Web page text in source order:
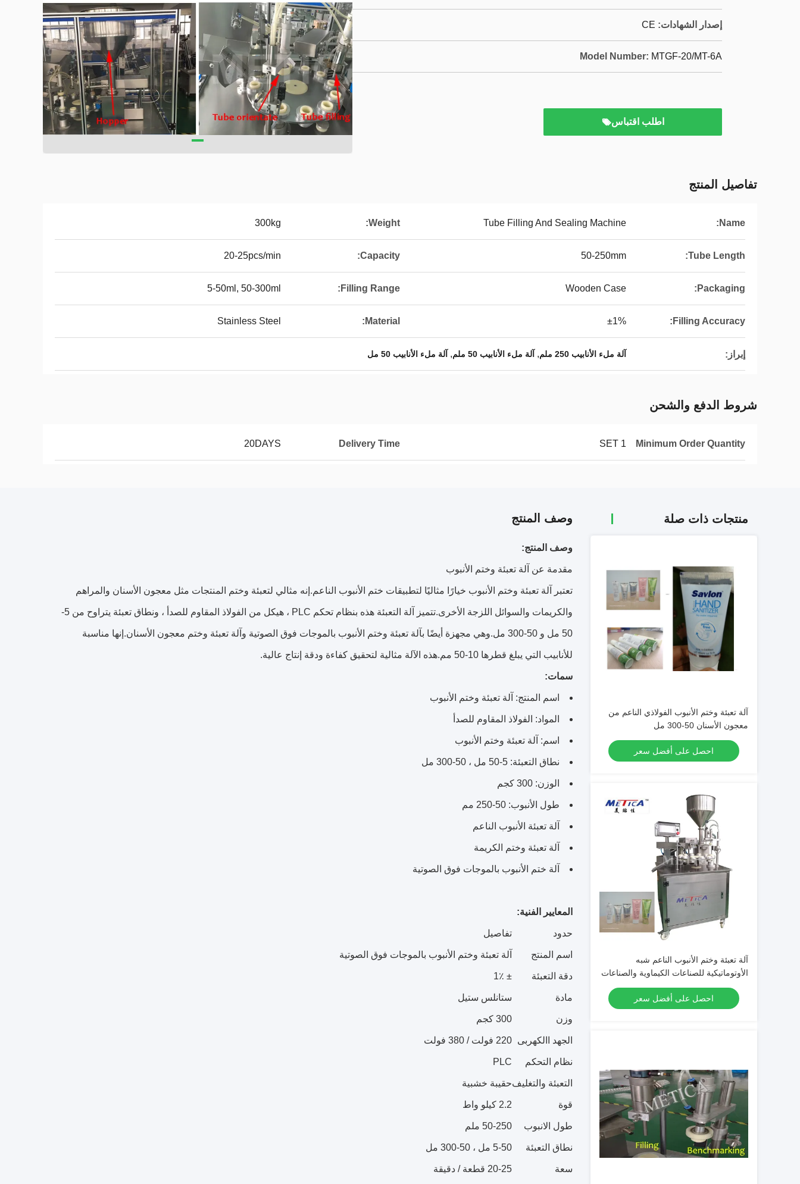
إصدار الشهادات: CE
Model Number: MTGF-20/MT-6A
اطلب اقتباس
تفاصيل المنتج
Name:
Tube Filling And Sealing Machine
Weight:
300kg
Tube Length:
50-250mm
Capacity:
20-25pcs/min
Packaging:
Wooden Case
Filling Range:
5-50ml, 50-300ml
Filling Accuracy:
±1%
Material:
Stainless Steel
إبراز: آلة ملء الأنابيب 250 ملم , آلة ملء الأنابيب 50 ملم , آلة ملء الأنابيب 50 مل
شروط الدفع والشحن
Minimum Order Quantity
1 SET
Delivery Time
20DAYS
منتجات ذات صلة
آلة تعبئة وختم الأنبوب الفولاذي الناعم من
معجون الأسنان 50-300 مل
احصل على أفضل سعر
آلة تعبئة وختم الأنبوب الناعم شبه
الأوتوماتيكية للصناعات الكيماوية والصناعات
الغذائية
احصل على أفضل سعر
وصف المنتج
وصف المنتج:
مقدمة عن آلة تعبئة وختم الأنبوب
تعتبر آلة تعبئة وختم الأنبوب خيارًا مثاليًا لتطبيقات ختم الأنبوب الناعم.إنه مثالي لتعبئة وختم المنتجات مثل معجون الأسنان والمراهم
والكريمات والسوائل اللزجة الأخرى.تتميز آلة التعبئة هذه بنظام تحكم PLC ، هيكل من الفولاذ المقاوم للصدأ ، ونطاق تعبئة يتراوح من 5-
50 مل و 50-300 مل.وهي مجهزة أيضًا بآلة تعبئة وختم الأنبوب بالموجات فوق الصوتية وآلة تعبئة وختم معجون الأسنان.إنها مناسبة
للأنابيب التي يبلغ قطرها 10-50 مم.هذه الآلة مثالية لتحقيق كفاءة ودقة إنتاج عالية.
سمات:
اسم المنتج: آلة تعبئة وختم الأنبوب
المواد: الفولاذ المقاوم للصدأ
اسم: آلة تعبئة وختم الأنبوب
نطاق التعبئة: 5-50 مل ، 50-300 مل
الوزن: 300 كجم
طول الأنبوب: 50-250 مم
آلة تعبئة الأنبوب الناعم
آلة تعبئة وختم الكريمة
آلة ختم الأنبوب بالموجات فوق الصوتية
المعايير الفنية:
حدود تفاصيل
اسم المنتج آلة تعبئة وختم الأنبوب بالموجات فوق الصوتية
دقة التعبئة ± 1٪
مادة ستانلس ستيل
وزن 300 كجم
الجهد االكهربى 220 فولت / 380 فولت
نظام التحكم PLC
التعبئة والتغليفحقيبة خشبية
قوة 2.2 كيلو واط
طول الانبوب 50-250 ملم
نطاق التعبئة 5-50 مل ، 50-300 مل
سعة 20-25 قطعة / دقيقة